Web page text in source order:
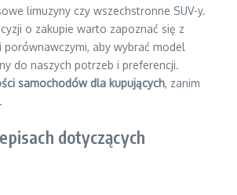
limuzyny czy wszechstronne SUV-y.
o zakupie warto zapoznać się z
porównawczymi, aby wybrać model
do naszych potrzeb i preferencji.
samochodów dla kupujących, zanim
dotyczących